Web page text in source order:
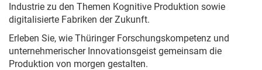
Industrie zu den Themen Kognitive Produktion sowie
digitalisierte Fabriken der Zukunft.
Erleben Sie, wie Thüringer Forschungskompetenz und
unternehmerischer Innovationsgeist gemeinsam die
Produktion von morgen gestalten.